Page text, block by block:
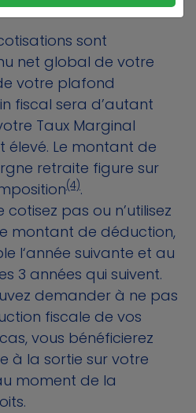
sont
net global de votre
votre plafond
fiscal sera d’autant
Taux Marginal
élevé. Le montant de
retraite figure sur
(4).
cotisez pas ou n’utilisez
montant de déduction,
l‘année suivante et au
3 années qui suivent.
demander à ne pas
fiscale de vos
vous bénéficierez
à la sortie sur votre
moment de la